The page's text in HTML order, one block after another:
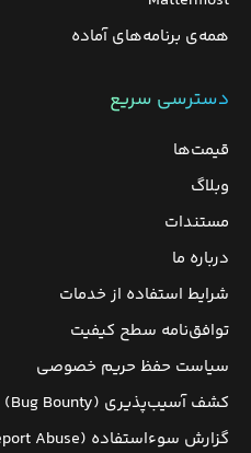
همه‌ی برنامه‌های آماده
دسترسی سریع
قیمت‌ها
وبلاگ
مستندات
درباره ما
شرایط استفاده از خدمات
توافق‌نامه سطح کیفیت
سیاست حفظ حریم خصوصی
کشف آسیب‌پذیری (Bug Bounty)
گزارش سوءاستفاده (Report Abuse)